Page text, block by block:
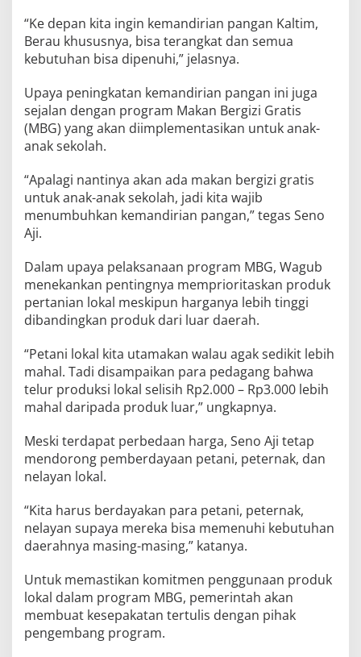
“Ke depan kita ingin kemandirian pangan Kaltim,
Berau khususnya, bisa terangkat dan semua
kebutuhan bisa dipenuhi,” jelasnya.
Upaya peningkatan kemandirian pangan ini juga
sejalan dengan program Makan Bergizi Gratis
(MBG) yang akan diimplementasikan untuk anak-
anak sekolah.
“Apalagi nantinya akan ada makan bergizi gratis
untuk anak-anak sekolah, jadi kita wajib
menumbuhkan kemandirian pangan,” tegas Seno
Aji.
Dalam upaya pelaksanaan program MBG, Wagub
menekankan pentingnya memprioritaskan produk
pertanian lokal meskipun harganya lebih tinggi
dibandingkan produk dari luar daerah.
“Petani lokal kita utamakan walau agak sedikit lebih
mahal. Tadi disampaikan para pedagang bahwa
telur produksi lokal selisih Rp2.000 – Rp3.000 lebih
mahal daripada produk luar,” ungkapnya.
Meski terdapat perbedaan harga, Seno Aji tetap
mendorong pemberdayaan petani, peternak, dan
nelayan lokal.
“Kita harus berdayakan para petani, peternak,
nelayan supaya mereka bisa memenuhi kebutuhan
daerahnya masing-masing,” katanya.
Untuk memastikan komitmen penggunaan produk
lokal dalam program MBG, pemerintah akan
membuat kesepakatan tertulis dengan pihak
pengembang program.